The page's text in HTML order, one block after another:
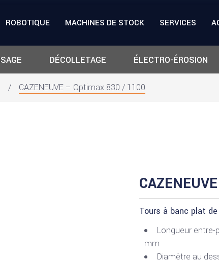
ROBOTIQUE MACHINES DE STOCK SERVICES
DÉCOLLETAGE ÉLECTRO-ÉROSION
CAZENEUVE – Optimax 830 / 1100
Tours à banc plat
Longueur
mm
Diamètre au